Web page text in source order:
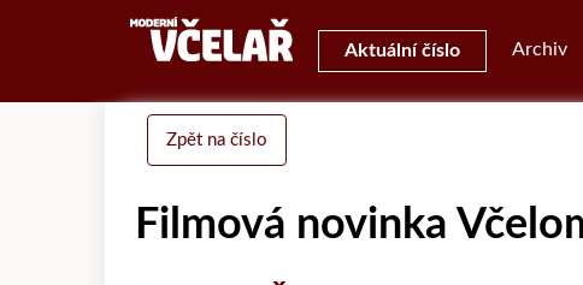
Aktuální číslo Archiv
Zpět na číslo
Filmová novinka